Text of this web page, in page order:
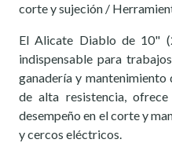
corte y sujeción /
El Alicate Diablo de 10"
indispensable para
ganadería y mantenimiento
de alta resistencia,
desempeño en el corte y
y cercos eléctricos.